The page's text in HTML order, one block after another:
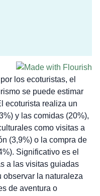
los ecoturistas, el
se puede estimar
ecoturista realiza un
y las comidas (20%),
como visitas a
(3,9%) o la compra de
Significativo es el
a las visitas guiadas
observar la naturaleza
de aventura o